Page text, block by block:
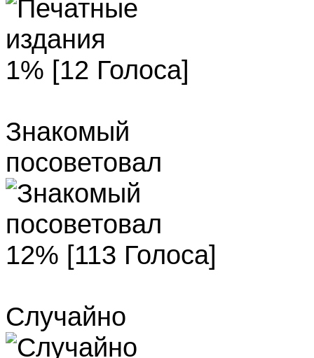
1% [12 Голоса]
Знакомый
посоветовал
12% [113 Голоса]
Случайно